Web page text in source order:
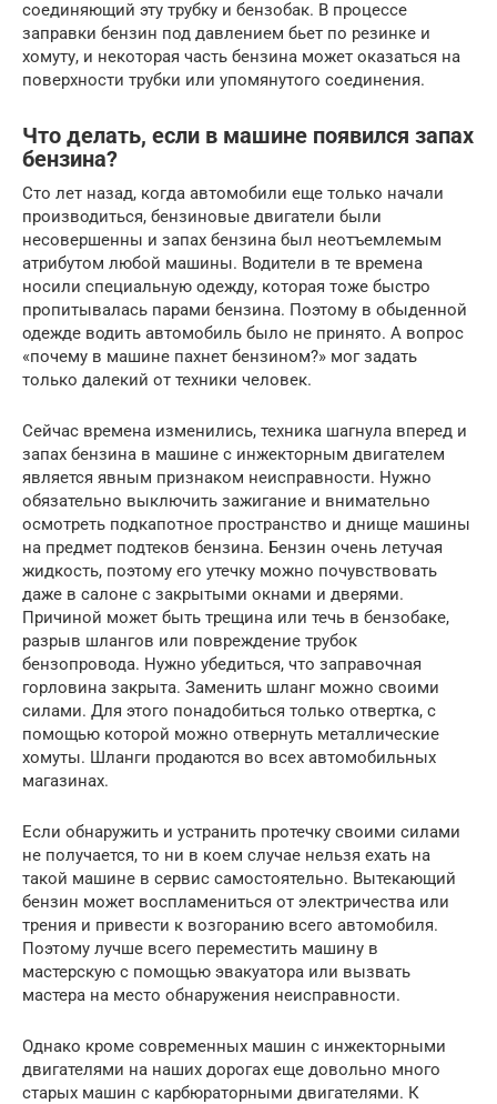
соединяющий эту трубку и бензобак. В процессе
заправки бензин под давлением бьет по резинке и
хомуту, и некоторая часть бензина может оказаться на
поверхности трубки или упомянутого соединения.
Что делать, если в машине появился запах
бензина?
Сто лет назад, когда автомобили еще только начали
производиться, бензиновые двигатели были
несовершенны и запах бензина был неотъемлемым
атрибутом любой машины. Водители в те времена
носили специальную одежду, которая тоже быстро
пропитывалась парами бензина. Поэтому в обыденной
одежде водить автомобиль было не принято. А вопрос
«почему в машине пахнет бензином?» мог задать
только далекий от техники человек.
Сейчас времена изменились, техника шагнула вперед и
запах бензина в машине с инжекторным двигателем
является явным признаком неисправности. Нужно
обязательно выключить зажигание и внимательно
осмотреть подкапотное пространство и днище машины
на предмет подтеков бензина. Бензин очень летучая
жидкость, поэтому его утечку можно почувствовать
даже в салоне с закрытыми окнами и дверями.
Причиной может быть трещина или течь в бензобаке,
разрыв шлангов или повреждение трубок
бензопровода. Нужно убедиться, что заправочная
горловина закрыта. Заменить шланг можно своими
силами. Для этого понадобиться только отвертка, с
помощью которой можно отвернуть металлические
хомуты. Шланги продаются во всех автомобильных
магазинах.
Если обнаружить и устранить протечку своими силами
не получается, то ни в коем случае нельзя ехать на
такой машине в сервис самостоятельно. Вытекающий
бензин может воспламениться от электричества или
трения и привести к возгоранию всего автомобиля.
Поэтому лучше всего переместить машину в
мастерскую с помощью эвакуатора или вызвать
мастера на место обнаружения неисправности.
Однако кроме современных машин с инжекторными
двигателями на наших дорогах еще довольно много
старых машин с карбюраторными двигателями. К